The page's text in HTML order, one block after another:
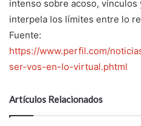
intenso sobre acoso,
interpela los límites entre lo
Fuente:
https://www.perfil.com/
ser-vos-en-lo-virtual.phtml
Artículos Relacionados